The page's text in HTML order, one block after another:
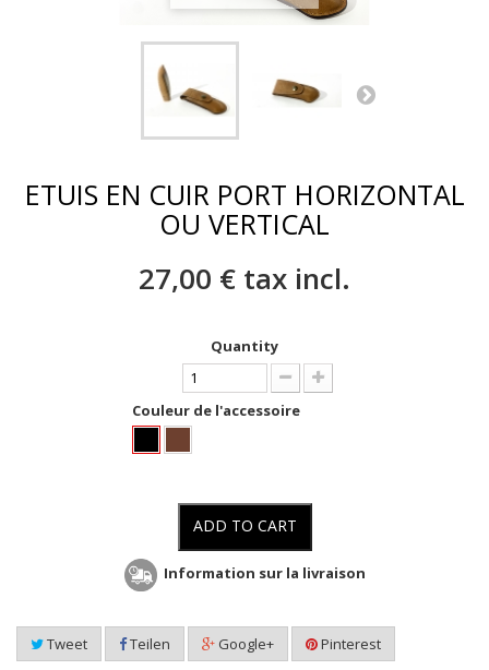
ETUIS EN CUIR PORT HORIZONTAL
OU VERTICAL
27,00 € tax incl.
Quantity
Couleur de l'accessoire
ADD TO CART
Information sur la livraison
Tweet Teilen Google+ Pinterest